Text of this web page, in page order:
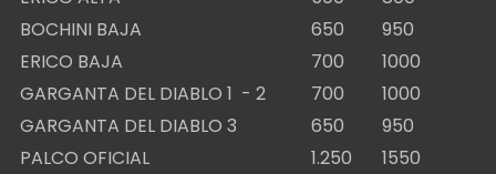
BOCHINI BAJA
650
950
ERICO BAJA
700
1000
GARGANTA DEL DIABLO 1 - 2
700
1000
GARGANTA DEL DIABLO 3
650
950
PALCO OFICIAL
1.250
1550